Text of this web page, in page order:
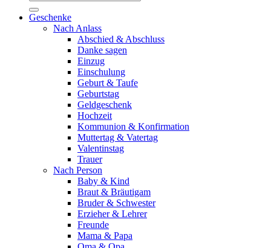
nach:
Geschenke
Nach Anlass
Abschied & Abschluss
Danke sagen
Einzug
Einschulung
Geburt & Taufe
Geburtstag
Geldgeschenk
Hochzeit
Kommunion & Konfirmation
Muttertag & Vatertag
Valentinstag
Trauer
Nach Person
Baby & Kind
Braut & Bräutigam
Bruder & Schwester
Erzieher & Lehrer
Freunde
Mama & Papa